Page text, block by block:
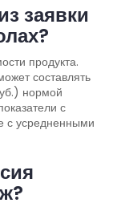
заявки
продукта.
составлять
нормой
с
с усредненными